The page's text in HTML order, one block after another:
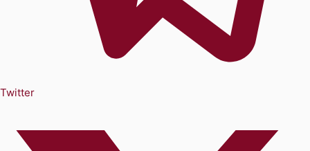
Twitter